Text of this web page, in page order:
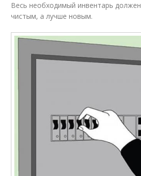
Весь необходимый инвентарь
чистым, а лучше новым.